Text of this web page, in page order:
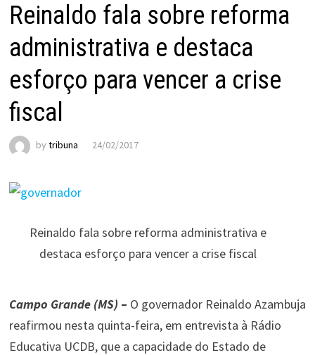
Reinaldo fala sobre reforma
administrativa e destaca
esforço para vencer a crise
fiscal
by tribuna 24/02/2017
Reinaldo fala sobre reforma administrativa e
destaca esforço para vencer a crise fiscal
Campo Grande (MS) – O governador Reinaldo Azambuja
reafirmou nesta quinta-feira, em entrevista à Rádio
Educativa UCDB, que a capacidade do Estado de